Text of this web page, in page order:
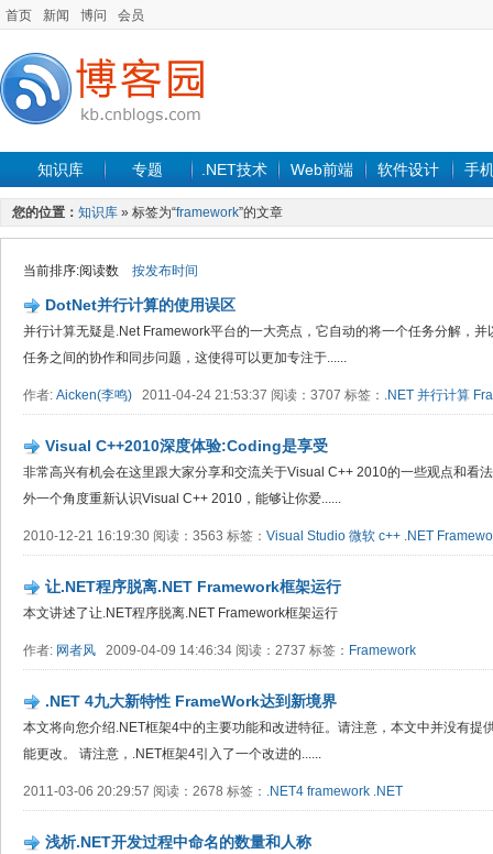
首页 新闻 博问 会员
知识库 专题 .NET技术 Web前端 软件设计 手
您的位置： 知识库 » 标签为“framework”的文章
当前排序:阅读数 按发布时间
DotNet并行计算的使用误区
并行计算无疑是.Net Framework平台的一大亮点，它自动的将一个任务分解，
任务之间的协作和同步问题，这使得可以更加专注于......
作者: Aicken(李鸣) 2011-04-24 21:53:37 阅读：3707 标签： .NET 并行计算
Visual C++2010深度体验:Coding是享受
非常高兴有机会在这里跟大家分享和交流关于Visual C++ 2010的一些观点和看
外一个角度重新认识Visual C++ 2010，能够让你爱......
2010-12-21 16:19:30 阅读：3563 标签： Visual Studio 微软 c++ .NET
让.NET程序脱离.NET Framework框架运行
本文讲述了让.NET程序脱离.NET Framework框架运行
作者: 网者风 2009-04-09 14:46:34 阅读：2737 标签： Framework
.NET 4九大新特性 FrameWork达到新境界
本文将向您介绍.NET框架4中的主要功能和改进特征。请注意，本文中并没有提
能更改。 请注意，.NET框架4引入了一个改进的......
2011-03-06 20:29:57 阅读：2678 标签： .NET4 framework .NET
浅析.NET开发过程中命名的数量和人称